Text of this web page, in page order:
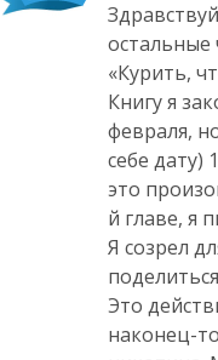
остальные
«Курить,
Книгу я
февраля,
себе дату)
это
й главе, я
Я созрел
Это
наконец-